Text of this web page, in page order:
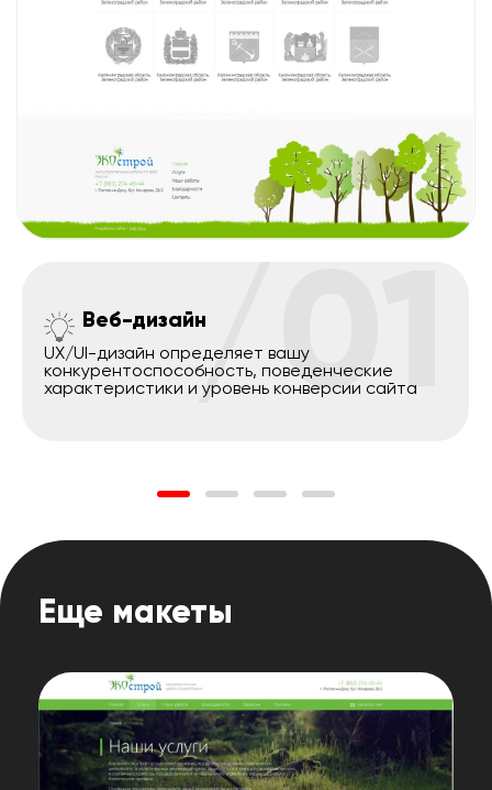
/01
Веб-дизайн
UX/UI-дизайн определяет вашу
конкурентоспособность, поведенческие
характеристики и уровень конверсии сайта
Еще макеты